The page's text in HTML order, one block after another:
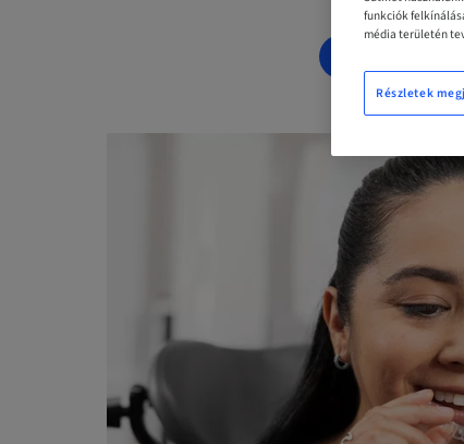
funkciók
média területén
Részletek